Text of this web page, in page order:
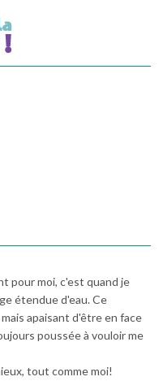
pour moi, c'est quand je
étendue d'eau. Ce
apaisant d'être en face
poussée à vouloir me
tout comme moi!